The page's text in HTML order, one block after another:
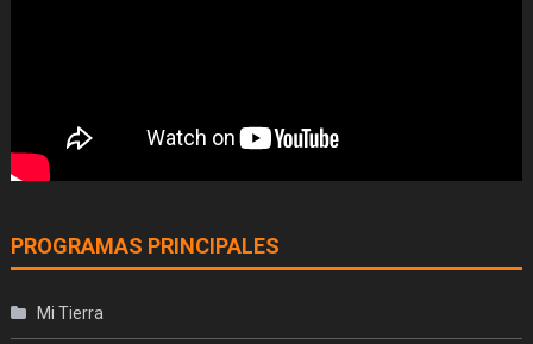
PROGRAMAS PRINCIPALES
Mi Tierra